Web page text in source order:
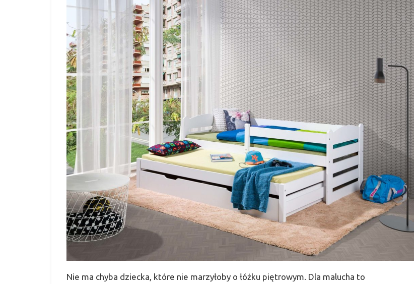
Nie ma chyba dziecka, które nie marzyłoby o łóżku piętrowym. Dla malucha to